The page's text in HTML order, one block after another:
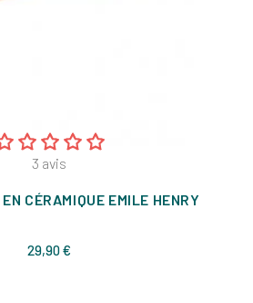
3 avis
CÉRAMIQUE EMILE HENRY
29,90 €Prix